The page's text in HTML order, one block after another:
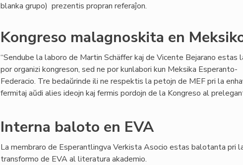
blanka grupo) prezentis propran referaĵon.
Kongreso malagnoskita en
“Sendube la laboro de Martin Schäffer kaj de Vicente Bejarano estas
por organizi kongreson, sed ne por kunlabori kun Meksika Esperanto-
Federacio. Tre bedaŭrinde ili ne respektis la petojn de MEF pri la
fermitaj aŭdi alies ideojn kaj fermis pordojn de la Kongreso al
Interna baloto en EVA
La membraro de Esperantlingva Verkista Asocio estas balotanta pri
transformo de EVA al literatura akademio.